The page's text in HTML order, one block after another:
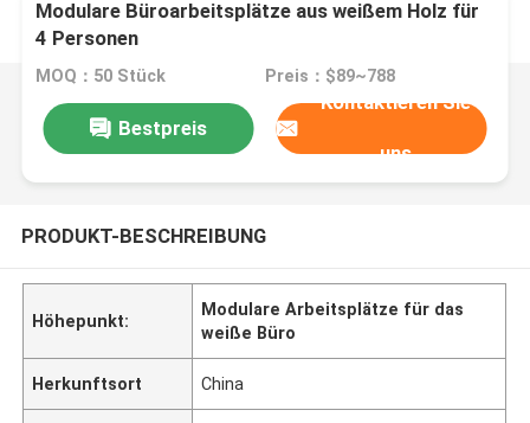
Modulare Büroarbeitsplätze aus weißem Holz für
4 Personen
MOQ：50 Stück Preis：$89~788
Bestpreis
Kontaktieren Sie
uns
PRODUKT-BESCHREIBUNG
Höhepunkt:
Modulare Arbeitsplätze für das
weiße Büro
Herkunftsort China